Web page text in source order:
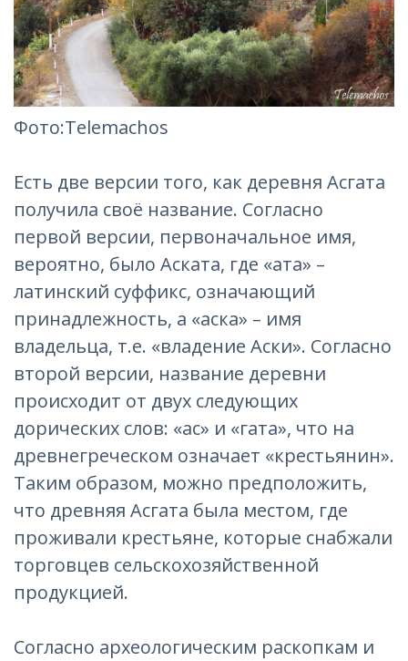
Фотo:Telemachos
Есть две версии того, как деревня Асгата
получила своё название. Согласно
первой версии, первоначальное имя,
вероятно, было Аската, где «ата» –
латинский суффикс, означающий
принадлежность, а «аска» – имя
владельца, т.е. «владение Аски». Согласно
второй версии, название деревни
происходит от двух следующих
дорических слов: «ас» и «гата», что на
древнегреческом означает «крестьянин».
Таким образом, можно предположить,
что древняя Асгата была местом, где
проживали крестьяне, которые снабжали
торговцев сельскохозяйственной
продукцией.
Согласно археологическим раскопкам и